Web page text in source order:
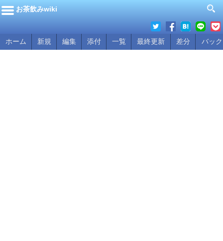
お茶飲みwiki
ホーム 新規 編集 添付 一覧 最終更新 差分 バッ